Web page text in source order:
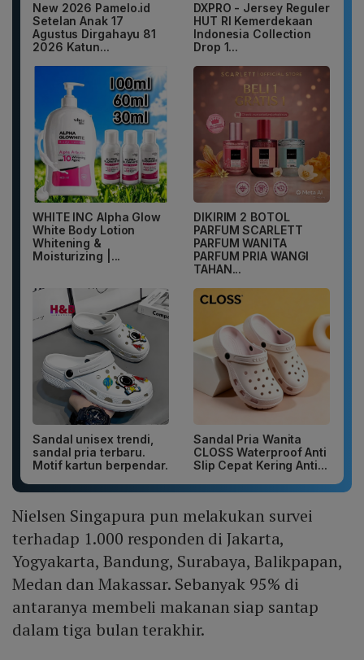
New 2026 Pamelo.id
Setelan Anak 17
Agustus Dirgahayu 81
2026 Katun...
DXPRO - Jersey Reguler
HUT RI Kemerdekaan
Indonesia Collection
Drop 1...
WHITE INC Alpha Glow
White Body Lotion
Whitening &
Moisturizing |...
DIKIRIM 2 BOTOL
PARFUM SCARLETT
PARFUM WANITA
PARFUM PRIA WANGI
TAHAN...
Sandal unisex trendi,
sandal pria terbaru.
Motif kartun berpendar.
Sandal Pria Wanita
CLOSS Waterproof Anti
Slip Cepat Kering Anti...
Nielsen Singapura pun melakukan survei
terhadap 1.000 responden di Jakarta,
Yogyakarta, Bandung, Surabaya, Balikpapan,
Medan dan Makassar. Sebanyak 95% di
antaranya membeli makanan siap santap
dalam tiga bulan terakhir.